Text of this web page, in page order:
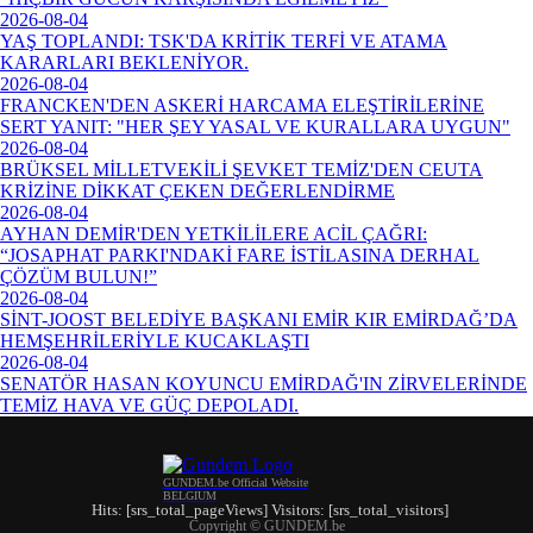
2026-08-04
YAŞ TOPLANDI: TSK'DA KRİTİK TERFİ VE ATAMA
KARARLARI BEKLENİYOR.
2026-08-04
FRANCKEN'DEN ASKERİ HARCAMA ELEŞTİRİLERİNE
SERT YANIT: "HER ŞEY YASAL VE KURALLARA UYGUN"
2026-08-04
BRÜKSEL MİLLETVEKİLİ ŞEVKET TEMİZ'DEN CEUTA
KRİZİNE DİKKAT ÇEKEN DEĞERLENDİRME
2026-08-04
AYHAN DEMİR'DEN YETKİLİLERE ACİL ÇAĞRI:
“JOSAPHAT PARKI'NDAKİ FARE İSTİLASINA DERHAL
ÇÖZÜM BULUN!”
2026-08-04
SİNT-JOOST BELEDİYE BAŞKANI EMİR KIR EMİRDAĞ’DA
HEMŞEHRİLERİYLE KUCAKLAŞTI
2026-08-04
SENATÖR HASAN KOYUNCU EMİRDAĞ'IN ZİRVELERİNDE
TEMİZ HAVA VE GÜÇ DEPOLADI.
GUNDEM.be Official Website
BELGIUM
Hits: [srs_total_pageViews] Visitors: [srs_total_visitors]
Copyright © GUNDEM.be